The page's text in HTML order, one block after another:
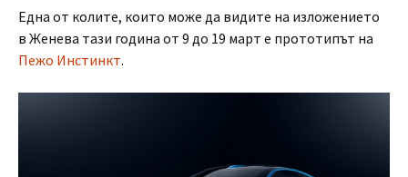
Една от колите, които може да видите на изложението
в Женева тази година от 9 до 19 март е прототипът на
Пежо Инстинкт.